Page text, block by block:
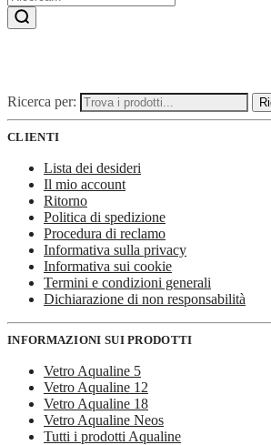
Ricerca per:
CLIENTI
Lista dei desideri
Il mio account
Ritorno
Politica di spedizione
Procedura di reclamo
Informativa sulla privacy
Informativa sui cookie
Termini e condizioni generali
Dichiarazione di non responsabilità
INFORMAZIONI SUI PRODOTTI
Vetro Aqualine 5
Vetro Aqualine 12
Vetro Aqualine 18
Vetro Aqualine Neos
Tutti i prodotti Aqualine